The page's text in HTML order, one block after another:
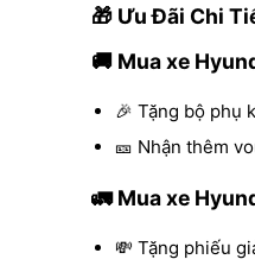
🎁 Ưu Đãi Chi
🚚 Mua xe
🎉 Tặng bộ phụ
🎫 Nhận thêm
🚛 Mua xe
💸 Tặng phiếu